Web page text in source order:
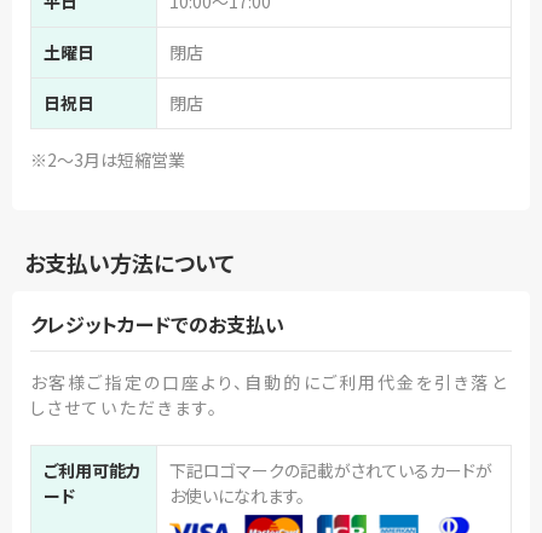
土曜日 閉店
日祝日 閉店
※2～3月は短縮営業
お支払い方法について
クレジットカードでのお支払い
お客様ご指定の口座より、自動的にご利用代金を引き落と
しさせていただきます。
ご利用可能カ
ード
下記ロゴマークの記載がされているカードが
お使いになれます。